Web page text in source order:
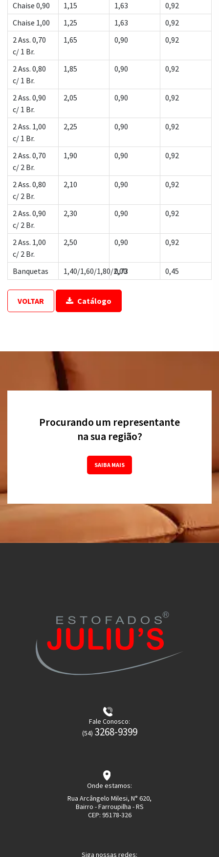
Chaise 0,90
1,15 1,63
0,92
Chaise 1,00
1,25 1,63
0,92
2 Ass. 0,70
c/ 1 Br.
1,65 0,90 0,92
2 Ass. 0,80
c/ 1 Br.
1,85 0,90 0,92
2 Ass. 0,90
c/ 1 Br.
2,05 0,90 0,92
2 Ass. 1,00
c/ 1 Br.
2,25 0,90 0,92
2 Ass. 0,70
c/ 2 Br.
1,90 0,90 0,92
2 Ass. 0,80
c/ 2 Br.
2,10 0,90 0,92
2 Ass. 0,90
c/ 2 Br.
2,30 0,90 0,92
2 Ass. 1,00
c/ 2 Br.
2,50 0,90 0,92
Banquetas 1,40/1,60/1,80/2,00
0,73 0,45
VOLTAR Catálogo
Procurando um representante
na sua região?
SAIBA MAIS
Fale Conosco:
(54) 3268-9399
Onde estamos:
Rua Arcângelo Milesi, N° 620,
Bairro - Farroupilha - RS
CEP: 95178-326
Siga nossas redes: